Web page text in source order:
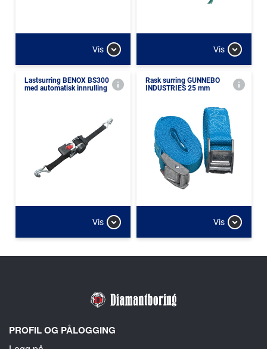
Vis Vis
Lastsurring BENOX BS300
med automatisk innrulling
Vis
Rask surring GUNNEBO
INDUSTRIES 25 mm
Vis
PROFIL OG PÅLOGGING